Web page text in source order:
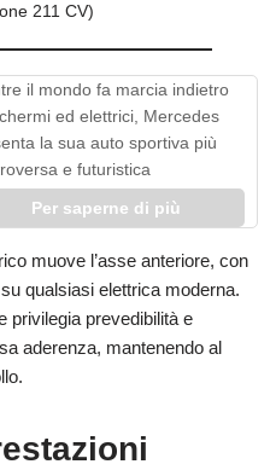
211 CV)
il mondo fa marcia indietro
ed elettrici, Mercedes
la sua auto sportiva più
e futuristica
Per saperne di più
muove l’asse anteriore, con
qualsiasi elettrica moderna.
privilegia prevedibilità e
aderenza, mantenendo al